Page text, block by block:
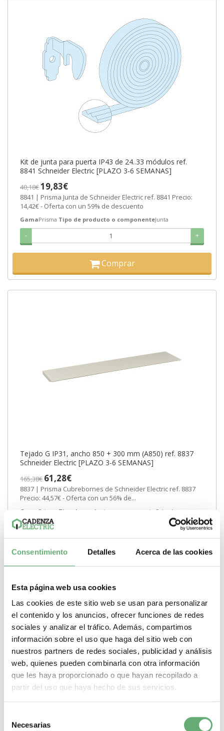
Consentimiento Detalles Acerca de las cookies
Esta página web usa cookies
Las cookies de este sitio web se usan para personalizar
el contenido y los anuncios, ofrecer funciones de redes
sociales y analizar el tráfico. Además, compartimos
información sobre el uso que haga del sitio web con
nuestros partners de redes sociales, publicidad y análisis
web, quienes pueden combinarla con otra información
que les haya proporcionado o que hayan recopilado a
partir del uso que haya hecho de sus servicios.
Necesarias
Kit de junta para puerta IP43 de 24..33 módulos ref.
8841 Schneider Electric [PLAZO 3-6 SEMANAS]
40,18€19,83€
8841 | Prisma Junta de Schneider Electric ref. 8841 Precio:
14,42€ - Oferta con un 59% de descuento
GamaPrisma Tipo de producto o componenteJunta
- +
Comprar
Tejado G IP31, ancho 850 + 300 mm (A850) ref. 8837
Schneider Electric [PLAZO 3-6 SEMANAS]
165,38€ 61,28€
8837 | Prisma Cubrebornes de Schneider Electric ref. 8837
Precio: 44,57€ - Oferta con un 56% de...
Gama Prisma Tipo de producto o componente Cubrebornes
- +
Comprar